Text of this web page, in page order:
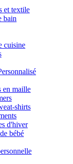
et textile
bain
cuisine
en maille
shirts
d'hiver
bébé